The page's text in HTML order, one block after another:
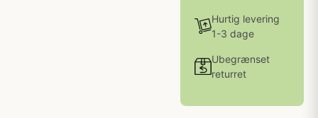
Hurtig levering
1-3 dage
Ubegrænset
returret